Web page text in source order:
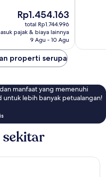
Harga
sekarang
Rp1.454.163
Rp1.454.163
total Rp1.744.996
pajak & biaya lainnya
9 Agu - 10 Agu
properti serupa
manfaat yang memenuhi
untuk lebih banyak petualangan!
sekitar